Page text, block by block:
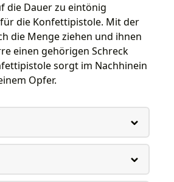
die Dauer zu eintönig
die Konfettipistole. Mit der
die Menge ziehen und ihnen
einen gehörigen Schreck
sorgt im Nachhinein
Opfer.